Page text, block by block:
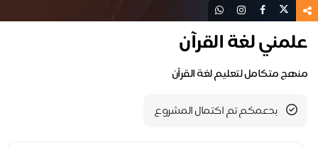
علمني لغة القرآن
منهج متكامل لتعليم لغة القرآن
بدعمكم تم اكتمال المشروع